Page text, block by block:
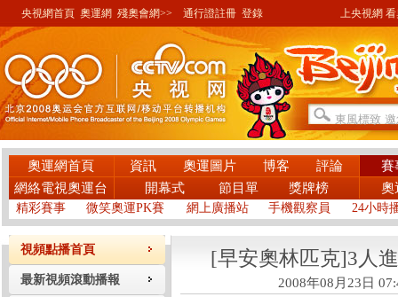
央視網首頁 奧運網 殘奧會網>> 通行證註冊 登錄 上央視網 看奧
奧運網首頁 資訊 奧運圖片 博客 評論
賽
網絡電視奧運台
開幕式 節目單 獎牌榜 奧
精彩賽事 微笑奧運PK賽 網上廣播站 手機觀察員 24小時
視頻點播首頁
最新視頻滾動播報
[早安奧林匹克]3人
2008年08月23日